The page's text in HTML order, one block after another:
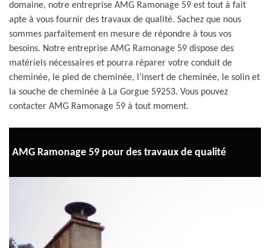
domaine, notre entreprise AMG Ramonage 59 est tout à fait
apte à vous fournir des travaux de qualité. Sachez que nous
sommes parfaitement en mesure de répondre à tous vos
besoins. Notre entreprise AMG Ramonage 59 dispose des
matériels nécessaires et pourra réparer votre conduit de
cheminée, le pied de cheminée, l’insert de cheminée, le solin et
la souche de cheminée à La Gorgue 59253. Vous pouvez
contacter AMG Ramonage 59 à tout moment.
AMG Ramonage 59 pour des travaux de qualité